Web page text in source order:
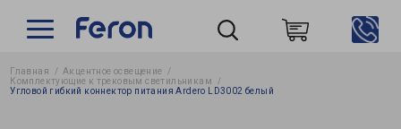
Главная
Акцентное освещение
Комплектующие к трековым светильникам
Угловой гибкий коннектор питания Ardero LD3002 белый